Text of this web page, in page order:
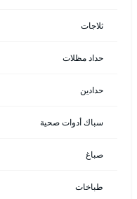
ثلاجات
حداد مظلات
حدادين
سباك أدوات صحية
صباغ
طباخات